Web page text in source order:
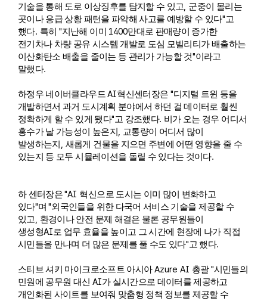
기술을 통해 도로 이상징후를 탐지할 수 있고, 군중이 몰리는
곳이나 응급 상황 패턴을 파악해 사고를 예방할 수 있다"고
했다. 특히 "지난해 이미 1400만대로 판매량이 증가한
전기차나 차량 공유 시스템 개발로 도심 모빌리티가 배출하는
이산화탄소 배출을 줄이는 등 관리가 가능할 것"이라고
말했다.
하정우 네이버클라우드AI혁신센터장은 "디지털 트윈 등을
개발하면서 과거 도시계획 분야에서 하던 걸 데이터로 훨씬
정확하게 할 수 있게 됐다"고 강조했다. 비가 오는 경우 어디서
홍수가 날 가능성이 높은지 , 교통량이 어디서 많이
발생하는지 , 새롭게 건물을 지으면 주변에 어떤 영향을 줄 수
있는지 등 모두 시뮬레이션을 돌릴 수 있다는 것이다.
하 센터장은"AI 혁신으로 도시는 이미 많이 변화하고
있다"며"외국인들을 위한 다국어 서비스 기술을 제공할 수
있고, 환경이나 안전 문제 해결은 물론 공무원들이
생성형AI로 업무 효율을 높이고 그 시간에 현장에 나가 직접
시민들을 만나며 더 많은 문제를 풀 수도 있다"고 했다.
스티브 셔키 마이크로소프트 아시아Azure AI 총괄"시민들의
민원에 공무원 대신 AI가 실시간으로 데이터를 제공하고
개인화된 사이트를 보여줘 맞춤형 정책 정보를 제공할 수